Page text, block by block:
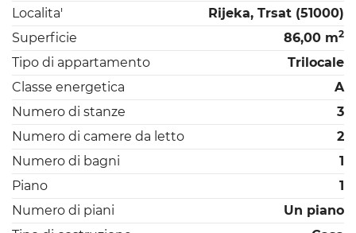
Localita'
Rijeka, Trsat (51000)
Superficie
86,00 m2
Tipo di appartamento
Trilocale
Classe energetica
A
Numero di stanze
3
Numero di camere da letto
2
Numero di bagni
1
Piano
1
Numero di piani
Un piano